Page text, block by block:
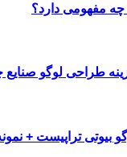
چه مفهومی دارد؟
طراحی لوگو
تراپیست +